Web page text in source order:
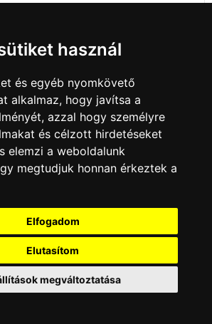
fenntartva © 2008 - 2026
a műsorváltoztatás jogát
A portál üzemeltetője semmiféle
nem vállal a weboldalon
hirdetések tartalmáért, illetve a
feltöltött képekért!
használ
és egyéb nyomkövető
alkalmaz, hogy javítsa a
azzal hogy személyre
és célzott hirdetéseket
elemzi a weboldalunk
megtudjuk honnan érkeztek a
Elfogadom
Elutasítom
megváltoztatása